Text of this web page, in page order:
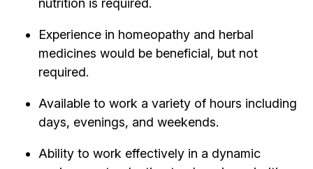
nutrition is required.
Experience in homeopathy and herbal
medicines would be beneficial, but not
required.
Available to work a variety of hours including
days, evenings, and weekends.
Ability to work effectively in a dynamic